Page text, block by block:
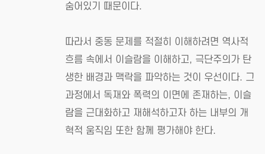
숨어있기 때문이다.
따라서 중동 문제를 적절히 이해하려면 역사적
흐름 속에서 이슬람을 이해하고, 극단주의가 탄
생한 배경과 맥락을 파악하는 것이 우선이다. 그
과정에서 독재와 폭력의 이면에 존재하는, 이슬
람을 근대화하고 재해석하고자 하는 내부의 개
혁적 움직임 또한 함께 평가해야 한다.